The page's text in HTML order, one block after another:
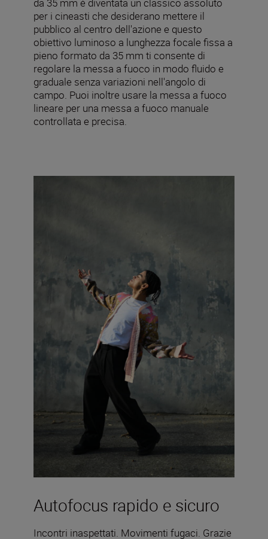
per i cineasti che desiderano mettere il
pubblico al centro dell'azione e questo
obiettivo luminoso a lunghezza focale fissa a
pieno formato da 35 mm ti consente di
regolare la messa a fuoco in modo fluido e
graduale senza variazioni nell'angolo di
campo. Puoi inoltre usare la messa a fuoco
lineare per una messa a fuoco manuale
controllata e precisa.
Autofocus rapido e sicuro
Incontri inaspettati. Movimenti fugaci. Grazie